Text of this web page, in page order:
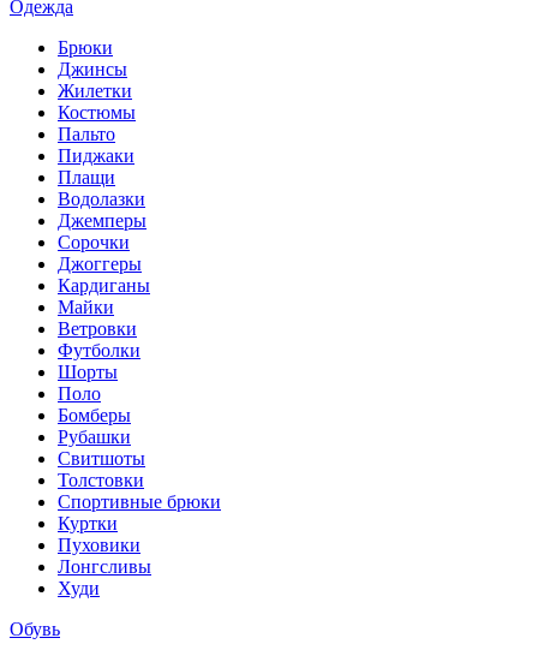
Одежда
Брюки
Джинсы
Жилетки
Костюмы
Пальто
Пиджаки
Плащи
Водолазки
Джемперы
Сорочки
Джоггеры
Кардиганы
Майки
Ветровки
Футболки
Шорты
Поло
Бомберы
Рубашки
Свитшоты
Толстовки
Спортивные брюки
Куртки
Пуховики
Лонгсливы
Худи
Обувь